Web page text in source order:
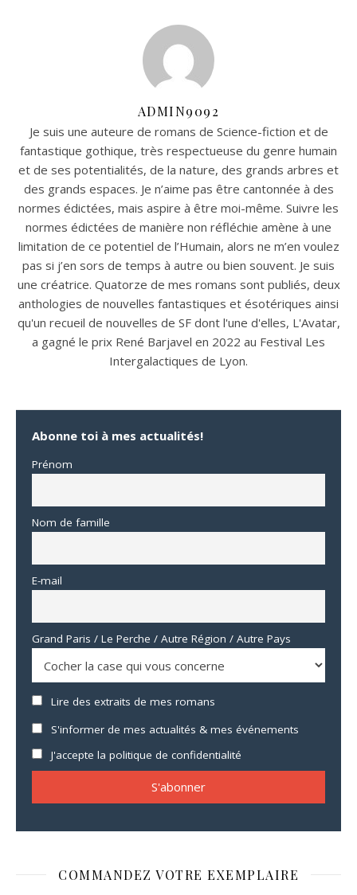
ADMIN9092
Je suis une auteure de romans de Science-fiction et de
fantastique gothique, très respectueuse du genre humain
et de ses potentialités, de la nature, des grands arbres et
des grands espaces. Je n’aime pas être cantonnée à des
normes édictées, mais aspire à être moi-même. Suivre les
normes édictées de manière non réfléchie amène à une
limitation de ce potentiel de l’Humain, alors ne m’en voulez
pas si j’en sors de temps à autre ou bien souvent. Je suis
une créatrice. Quatorze de mes romans sont publiés, deux
anthologies de nouvelles fantastiques et ésotériques ainsi
qu'un recueil de nouvelles de SF dont l'une d'elles, L'Avatar,
a gagné le prix René Barjavel en 2022 au Festival Les
Intergalactiques de Lyon.
Abonne toi à mes actualités!
Prénom
Nom de famille
E-mail
Grand Paris / Le Perche / Autre Région / Autre Pays
Lire des extraits de mes romans
S'informer de mes actualités & mes événements
J'accepte la politique de confidentialité
COMMANDEZ VOTRE EXEMPLAIRE